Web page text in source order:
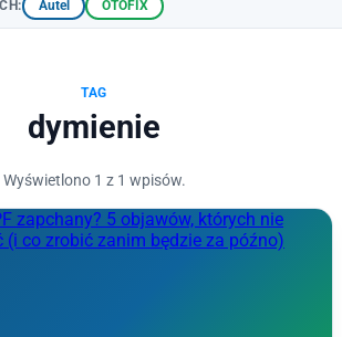
Autel OTOFIX
TAG
dymienie
Wyświetlono 1 z 1 wpisów.